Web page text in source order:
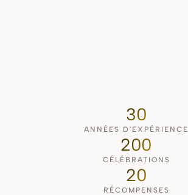
30
ANNÉES D'EXPÉRIENCE
200
CÉLÉBRATIONS
20
RÉCOMPENSES